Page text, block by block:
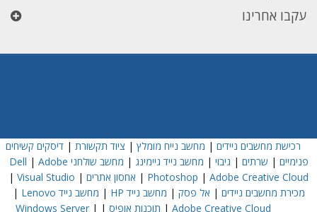
עקבו אחרינו
רכישת מחשבים ניידים | מחשב נייח מומלץ | ציוד תקשורת |דיסקים קשיחים
פנימיים | שרתים | גיבוי | מחשב נייד גיימינג | מחשב שולחני Dell | Adobe
Photoshop | Adobe Creative Cloud
| אחסון אתרים |
Visual Studio
|
מכירת מחשבים ניידים | אל פסק | מחשב נייד HP | מחשב נייד Lenovo
|
Adobe Creative Cloud
| תוכנות אופיס |
Windows Server|